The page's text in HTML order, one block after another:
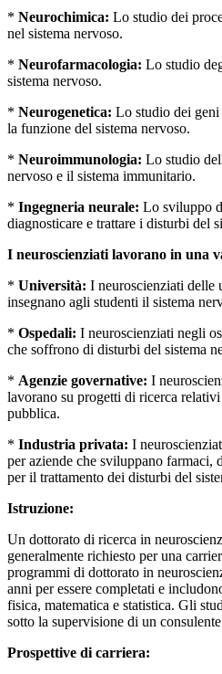
* Neurochimica: Lo studio dei
nel sistema nervoso.
* Neurofarmacologia: Lo studio
sistema nervoso.
* Neurogenetica: Lo studio dei
la funzione del sistema nervoso.
* Neuroimmunologia: Lo studio
nervoso e il sistema immunitario.
* Ingegneria neurale: Lo sviluppo
diagnosticare e trattare i disturbi del
I neuroscienziati lavorano in una
* Università: I neuroscienziati delle
insegnano agli studenti il ​​sistema
* Ospedali: I neuroscienziati negli
che soffrono di disturbi del sistema
* Agenzie governative: I
lavorano su progetti di ricerca
pubblica.
* Industria privata: I
per aziende che sviluppano
per il trattamento dei disturbi del
Istruzione:
Un dottorato di ricerca in
generalmente richiesto per una
programmi di dottorato in
anni per essere completati e
fisica, matematica e statistica. Gli
sotto la supervisione di un
Prospettive di carriera: